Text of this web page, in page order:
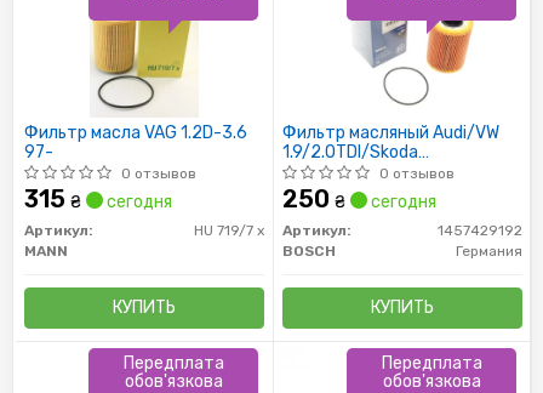
Фильтр масла VAG 1.2D-3.6
97-
0 отзывов
315 ₴ сегодня
Артикул:
HU 719/7 x
MANN
КУПИТЬ
Фильтр масляный Audi/VW
1.9/2.0TDI/Skoda
1.4/1.9/2.0TDI/VW Golf
2.3V5/2.8V6
0 отзывов
250 ₴ сегодня
Артикул:
1457429192
BOSCH
Германия
КУПИТЬ
Передплата
обов'язкова
Передплата
обов'язкова